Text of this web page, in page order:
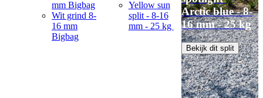
mm Bigbag
Wit grind 8-
16 mm
Bigbag
Yellow sun
split - 8-16
mm - 25 kg
Arctic blue - 8-
16 mm - 25 kg
Bekijk dit split